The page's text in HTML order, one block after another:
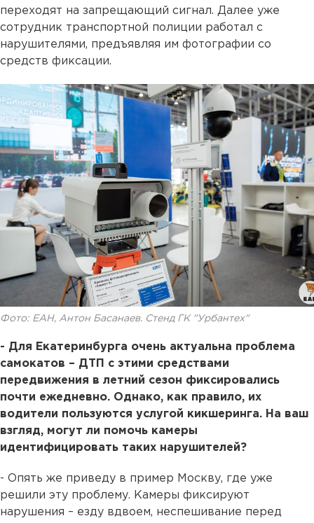
переходят на запрещающий сигнал. Далее уже
сотрудник транспортной полиции работал с
нарушителями, предъявляя им фотографии со
средств фиксации.
Фото: ЕАН, Антон Басанаев. Стенд ГК "Урбантех"
- Для Екатеринбурга очень актуальна проблема
самокатов – ДТП с этими средствами
передвижения в летний сезон фиксировались
почти ежедневно. Однако, как правило, их
водители пользуются услугой кикшеринга. На ваш
взгляд, могут ли помочь камеры
идентифицировать таких нарушителей?
- Опять же приведу в пример Москву, где уже
решили эту проблему. Камеры фиксируют
нарушения – езду вдвоем, неспешивание перед